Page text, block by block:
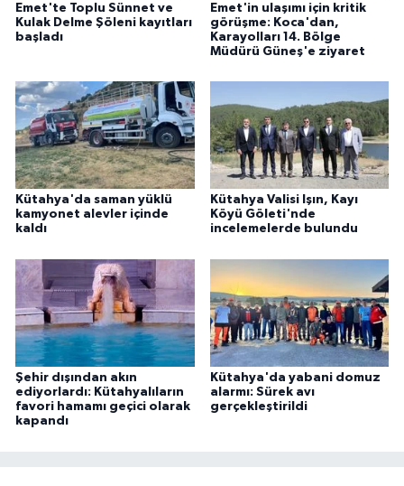
Emet'te Toplu Sünnet ve
Kulak Delme Şöleni kayıtları
başladı
Emet'in ulaşımı için kritik
görüşme: Koca'dan,
Karayolları 14. Bölge
Müdürü Güneş'e ziyaret
Kütahya'da saman yüklü
kamyonet alevler içinde
kaldı
Kütahya Valisi Işın, Kayı
Köyü Göleti'nde
incelemelerde bulundu
Şehir dışından akın
ediyorlardı: Kütahyalıların
favori hamamı geçici olarak
kapandı
Kütahya'da yabani domuz
alarmı: Sürek avı
gerçekleştirildi